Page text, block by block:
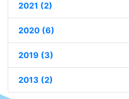
2021 (2)
2020 (6)
2019 (3)
2013 (2)